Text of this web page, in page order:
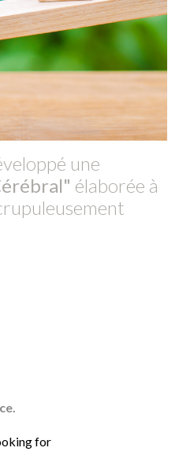
une
élaborée à
for